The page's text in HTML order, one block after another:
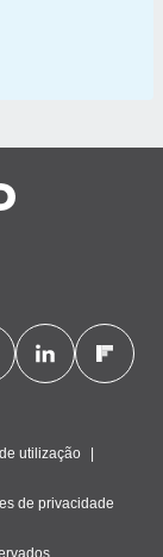
utilização
de privacidade